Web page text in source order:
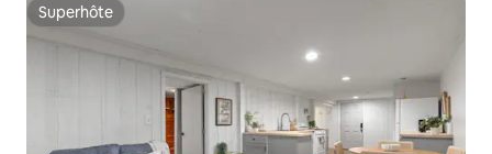
Superhôte
Superhôte